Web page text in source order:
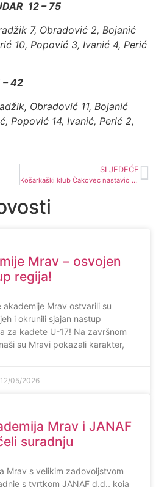
12 – 75
7, Obradović 2, Bojanić
10, Popović 3, Ivanić 4, Perić
– 42
Obradović 11, Bojanić
Popović 14, Ivanić, Perić 2,
SLJEDEĆE
Košarkaški klub Čakovec nastavio natjecanje
Mrav – osvojen
regija!
akademije Mrav ostvarili su
i okrunili sjajan nastup
za kadete U-17! Na završnom
su Mravi pokazali karakter,
12/05/2026
Mrav i JANAF
suradnju
Mrav s velikim zadovoljstvom
s tvrtkom JANAF d.d., koja